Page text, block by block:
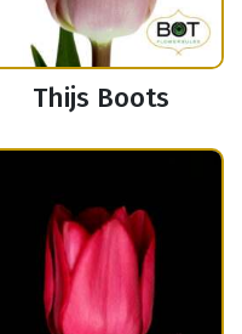
Thijs Boots